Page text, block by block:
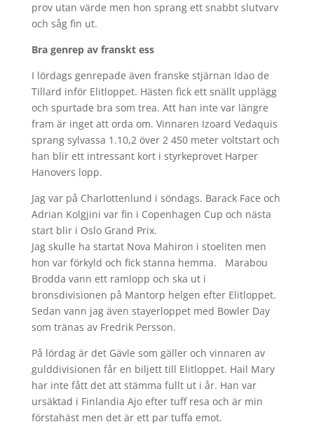
prov utan värde men hon sprang ett snabbt slutvarv
och såg fin ut.
Bra genrep av franskt ess
I lördags genrepade även franske stjärnan Idao de
Tillard inför Elitloppet. Hästen fick ett snällt upplägg
och spurtade bra som trea. Att han inte var längre
fram är inget att orda om. Vinnaren Izoard Vedaquis
sprang sylvassa 1.10,2 över 2 450 meter voltstart och
han blir ett intressant kort i styrkeprovet Harper
Hanovers lopp.
Jag var på Charlottenlund i söndags. Barack Face och
Adrian Kolgjini var fin i Copenhagen Cup och nästa
start blir i Oslo Grand Prix.
Jag skulle ha startat Nova Mahiron i stoeliten men
hon var förkyld och fick stanna hemma. Marabou
Brodda vann ett ramlopp och ska ut i
bronsdivisionen på Mantorp helgen efter Elitloppet.
Sedan vann jag även stayerloppet med Bowler Day
som tränas av Fredrik Persson.
På lördag är det Gävle som gäller och vinnaren av
gulddivisionen får en biljett till Elitloppet. Hail Mary
har inte fått det att stämma fullt ut i år. Han var
ursäktad i Finlandia Ajo efter tuff resa och är min
förstahäst men det är ett par tuffa emot.